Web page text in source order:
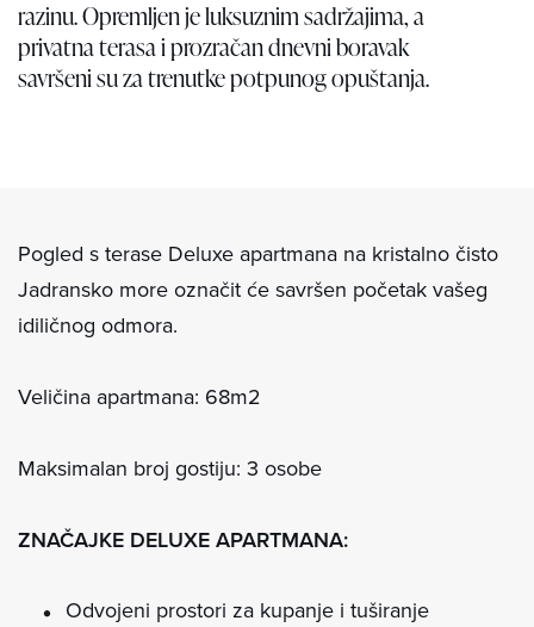
razinu. Opremljen je luksuznim sadržajima, a
privatna terasa i prozračan dnevni boravak
savršeni su za trenutke potpunog opuštanja.
Pogled s terase Deluxe apartmana na kristalno čisto
Jadransko more označit će savršen početak vašeg
idiličnog odmora.
Veličina apartmana: 68m2
Maksimalan broj gostiju: 3 osobe
ZNAČAJKE DELUXE APARTMANA:
Odvojeni prostori za kupanje i tuširanje